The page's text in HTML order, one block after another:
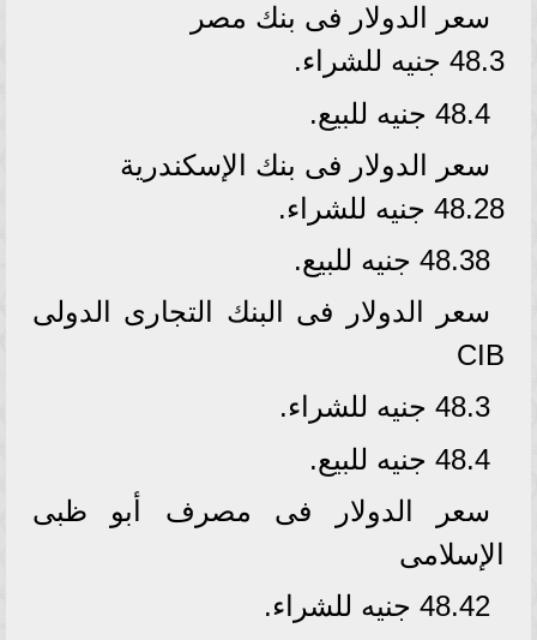
سعر الدولار فى بنك مصر
48.3 جنيه للشراء.
48.4 جنيه للبيع.
سعر الدولار فى بنك الإسكندرية
48.28 جنيه للشراء.
48.38 جنيه للبيع.
سعر الدولار فى البنك التجارى الدولى
CIB
48.3 جنيه للشراء.
48.4 جنيه للبيع.
سعر الدولار فى مصرف أبو ظبى
الإسلامى
48.42 جنيه للشراء.